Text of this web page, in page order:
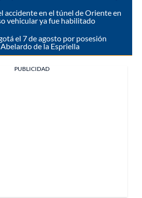
accidente en el túnel de Oriente en
vehicular ya fue habilitado
el 7 de agosto por posesión
de la Espriella
PUBLICIDAD